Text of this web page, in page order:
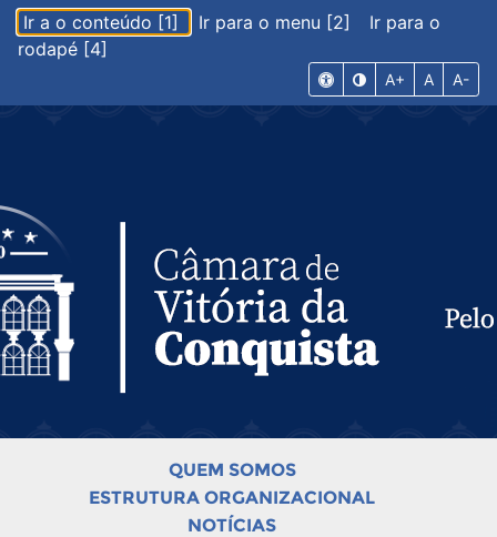
Ir a o conteúdo [1] Ir para o menu [2]
Ir para o
rodapé [4]
A+ A A-
QUEM SOMOS
ESTRUTURA ORGANIZACIONAL
NOTÍCIAS